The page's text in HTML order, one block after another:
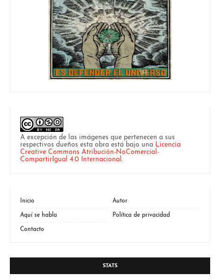
A excepción de las imágenes que pertenecen a sus
respectivos dueños esta obra está bajo una Licencia
Creative Commons Atribución-NoComercial-
CompartirIgual 4.0 Internacional.
Inicio Autor
Aquí se habla Política de privacidad
Contacto
STATS